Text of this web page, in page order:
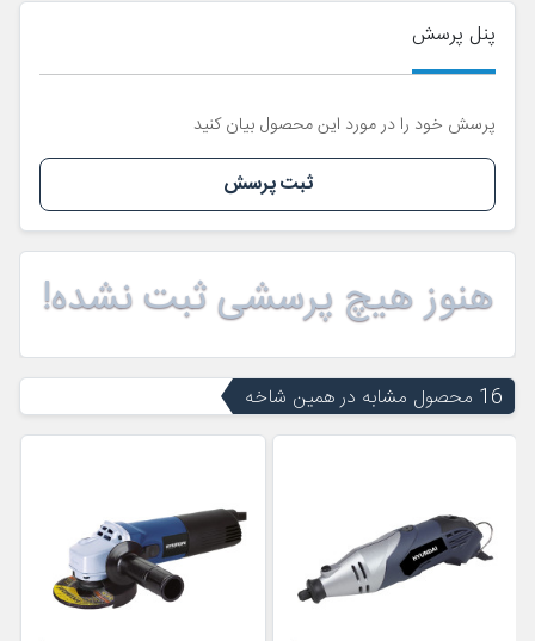
پنل پرسش
پرسش خود را در مورد این محصول بیان کنید
ثبت پرسش
هنوز هیچ پرسشی ثبت نشده!
16 محصول مشابه در همین شاخه